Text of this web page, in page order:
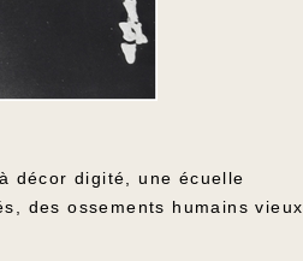
décor digité, une écuelle
des ossements humains vieux